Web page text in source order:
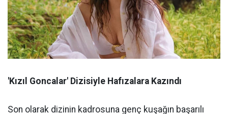
'Kızıl Goncalar' Dizisiyle Hafızalara Kazındı
Son olarak dizinin kadrosuna genç kuşağın başarılı